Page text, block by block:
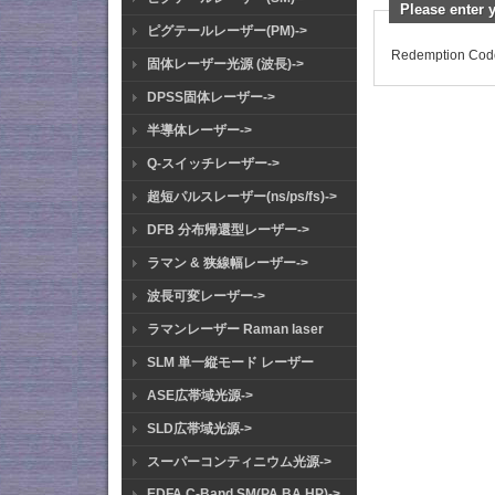
ピグテールレーザー(PM)->
固体レーザー光源 (波長)->
DPSS固体レーザー->
半導体レーザー->
Q-スイッチレーザー->
超短パルスレーザー(ns/ps/fs)->
DFB 分布帰還型レーザー->
ラマン & 狭線幅レーザー->
波長可変レーザー->
ラマンレーザー Raman laser
SLM 単一縦モード レーザー
ASE広帯域光源->
SLD広帯域光源->
スーパーコンティニウム光源->
Please enter
Redemption